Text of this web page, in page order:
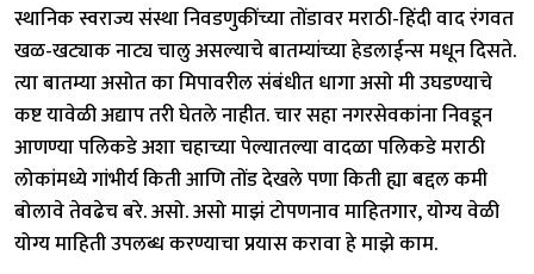
स्थानिक स्वराज्य संस्था निवडणुकींच्या तोंडावर मराठी-हिंदी वाद रंगवत
खळ-खट्याक नाट्य चालु असल्याचे बातम्यांच्या हेडलाईन्स मधून दिसते.
त्या बातम्या असोत का मिपावरील संबंधीत धागा असो मी उघडण्याचे
कष्ट यावेळी अद्याप तरी घेतले नाहीत. चार सहा नगरसेवकांना निवडून
आणण्या पलिकडे अशा चहाच्या पेल्यातल्या वादळा पलिकडे मराठी
लोकांमध्ये गांभीर्य किती आणि तोंड देखले पणा किती ह्या बद्दल कमी
बोलावे तेवढेच बरे. असो. असो माझं टोपणनाव माहितगार, योग्य वेळी
योग्य माहिती उपलब्ध करण्याचा प्रयास करावा हे माझे काम.